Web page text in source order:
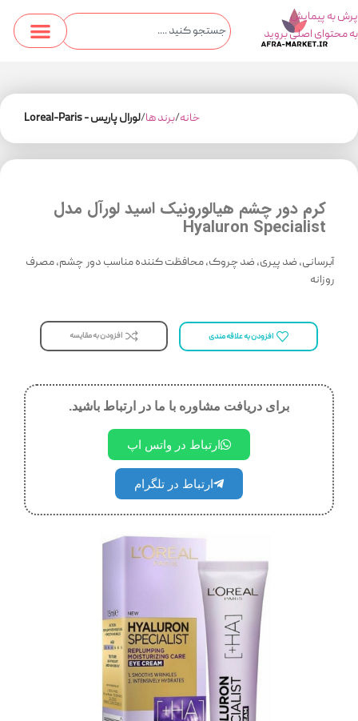
پرش به پیمایش
به محتوای اصلی بروید
خانه برند ها لورال پاریس - Loreal-Paris
کرم دور چشم هیالورونیک اسید لورآل مدل
Hyaluron Specialist
آبرسانی, ضد پیری, ضد چروک, محافظت کننده مناسب دور چشم, مصرف
روزانه
افزودن به علاقه مندی افزودن به مقایسه
برای دریافت مشاوره با ما در ارتباط باشید.
ارتباط در واتس اپ
ارتباط در تلگرام